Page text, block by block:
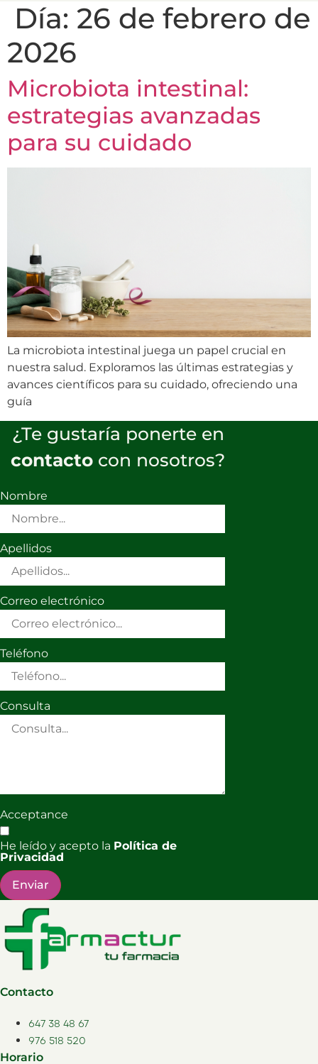
Día: 26 de febrero de
2026
Microbiota intestinal:
estrategias avanzadas
para su cuidado
La microbiota intestinal juega un papel crucial en
nuestra salud. Exploramos las últimas estrategias y
avances científicos para su cuidado, ofreciendo una
guía
¿Te gustaría ponerte en
contacto con nosotros?
Nombre
Apellidos
Correo electrónico
Teléfono
Consulta
Acceptance
He leído y acepto la Política de
Privacidad
Enviar
Contacto
647 38 48 67
976 518 520
Horario